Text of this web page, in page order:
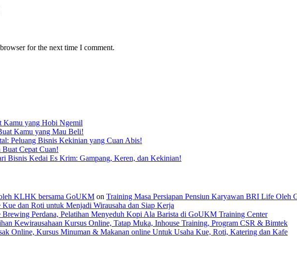
for the next time I comment.
Kamu yang Hobi Ngemil
Kamu yang Mau Beli!
Peluang Bisnis Kekinian yang Cuan Abis!
Cepat Cuan!
Bisnis Kedai Es Krim: Gampang, Keren, dan Kekinian!
KLHK bersama GoUKM on Training Masa Persiapan Pensiun Karyawan BRI Life Oleh
dan Roti untuk Menjadi Wirausaha dan Siap Kerja
Brewing Perdana, Pelatihan Menyeduh Kopi Ala Barista di GoUKM Training Center
Kewirausahaan Kursus Online, Tatap Muka, Inhouse Training, Program CSR & Bimtek
Online, Kursus Minuman & Makanan online Untuk Usaha Kue, Roti, Katering dan Kafe